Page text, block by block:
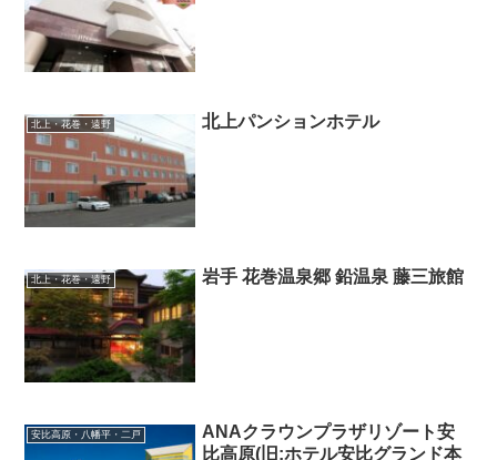
北上・花巻・遠野 北上パンションホテル
北上・花巻・遠野 岩手 花巻温泉郷 鉛温泉 藤三旅館
安比高原・八幡平・二戸
ANAクラウンプラザリゾート安
比高原(旧:ホテル安比グランド本